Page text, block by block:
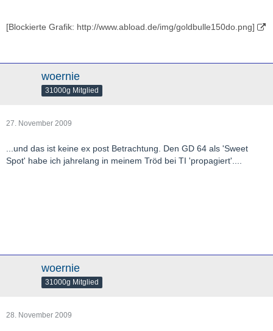
[Blockierte Grafik: http://www.abload.de/img/goldbulle150do.png]
woernie
31000g Mitglied
27. November 2009
...und das ist keine ex post Betrachtung. Den GD 64 als 'Sweet
Spot' habe ich jahrelang in meinem Tröd bei TI 'propagiert'....
woernie
31000g Mitglied
28. November 2009